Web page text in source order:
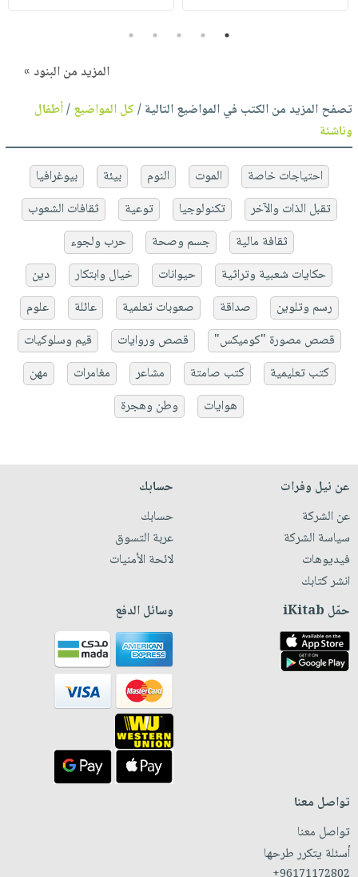
1
2
3
4
5
المزيد من البنود »
تصفح المزيد من الكتب في المواضيع التالية /كل المواضيع/أطفال
وناشئة
احتياجات خاصة الموت النوم بيئة
بيوغرافيا
تقبل الذات والآخر
تكنولوجيا توعية
ثقافات الشعوب
ثقافة مالية
جسم وصحة
حرب ولجوء
حكايات شعبية وتراثية
حيوانات خيال وابتكار
دين
رسم وتلوين
صداقة صعوبات تعلمية عائلة
علوم
قصص مصورة "كوميكس"
قصص وروايات
قيم وسلوكيات
كتب تعليمية
كتب صامتة مشاعر مغامرات
مهن
هوايات
وطن وهجرة
عن نيل وفرات
عن الشركة
سياسة الشركة
فيديوهات
انشر كتابك
حسابك
حسابك
عربة التسوق
لائحة الأمنيات
حمّل iKitab وسائل الدفع
تواصل معنا
تواصل معنا
أسئلة يتكرر طرحها